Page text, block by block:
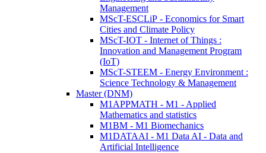
Management
MScT-ESCLiP - Economics for Smart
Cities and Climate Policy
MScT-IOT - Internet of Things :
Innovation and Management Program
(IoT)
MScT-STEEM - Energy Environment :
Science Technology & Management
Master (DNM)
M1APPMATH - M1 - Applied
Mathematics and statistics
M1BM - M1 Biomechanics
M1DATAAI - M1 Data AI - Data and
Artificial Intelligence